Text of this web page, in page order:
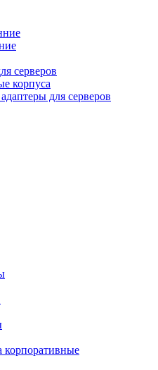
серверов
корпуса
для серверов
корпоративные